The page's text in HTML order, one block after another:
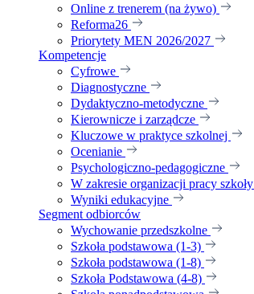
Online z trenerem (na żywo)
Reforma26
Priorytety MEN 2026/2027
Kompetencje
Cyfrowe
Diagnostyczne
Dydaktyczno-metodyczne
Kierownicze i zarządcze
Kluczowe w praktyce szkolnej
Ocenianie
Psychologiczno-pedagogiczne
W zakresie organizacji pracy szkoły
Wyniki edukacyjne
Segment odbiorców
Wychowanie przedszkolne
Szkoła podstawowa (1-3)
Szkoła podstawowa (1-8)
Szkoła Podstawowa (4-8)